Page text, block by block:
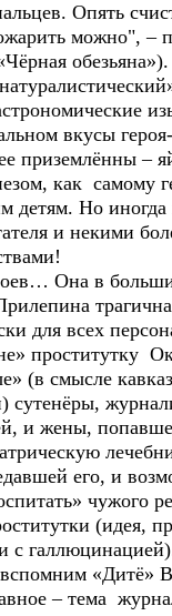
Опять
можно", –
обезьяна»).
вкусы героя-
приземлённы –
как самому
детям. Но иногда
и некими
Она в
для всех
проститутку
(в смысле
сутенёры,
и жены,
его, и
чужого
(идея,
с
«Дитё»
– тема